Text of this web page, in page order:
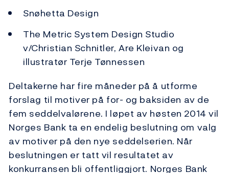
Snøhetta Design
The Metric System Design Studio
v/Christian Schnitler, Are Kleivan og
illustratør Terje Tønnessen
Deltakerne har fire måneder på å utforme
forslag til motiver på for- og baksiden av de
fem seddelvalørene. I løpet av høsten 2014 vil
Norges Bank ta en endelig beslutning om valg
av motiver på den nye seddelserien. Når
beslutningen er tatt vil resultatet av
konkurransen bli offentliggjort. Norges Bank